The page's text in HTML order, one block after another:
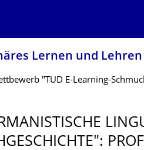
Lernen und Lehren
"TUD E-Learning-